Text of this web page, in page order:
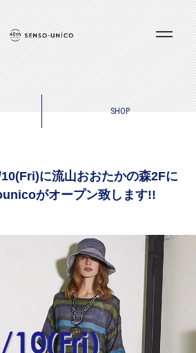
SHOP
10(Fri)に流山おおたかの森2Fに
がオープン致します!!